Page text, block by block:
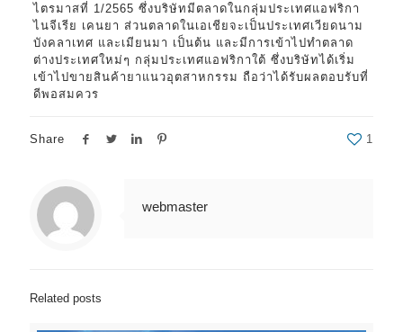
ไตรมาสที่ 1/2565 ซึ่งบริษัทมีตลาดในกลุ่มประเทศแอฟริกา
ไนจีเรีย เคนยา ส่วนตลาดในเอเชียจะเป็นประเทศเวียดนาม
บังคลาเทศ และเมียนมา เป็นต้น และมีการเข้าไปทำตลาด
ต่างประเทศใหม่ๆ กลุ่มประเทศแอฟริกาใต้ ซึ่งบริษัทได้เริ่ม
เข้าไปขายสินค้ายาแนวอุตสาหกรรม ถือว่าได้รับผลตอบรับที่
ดีพอสมควร
Share 1
webmaster
Related posts